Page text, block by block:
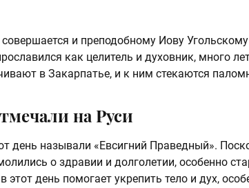
и преподобному Иову
как целитель и духовник, много
в Закарпатье, и к ним стекаются
на Руси
день называли «Евсигний Праведный».
о здравии и долголетии, особенно
этот день помогает укрепить тело и дух,